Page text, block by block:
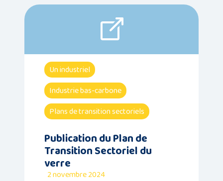
Un industriel
Industrie bas-carbone
Plans de transition sectoriels
Publication du Plan de
Transition Sectoriel du
verre
2 novembre 2024